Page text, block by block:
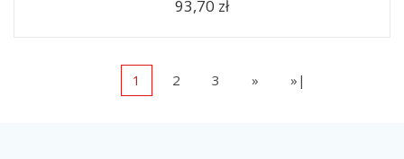
93,70 zł
1 2 3 » »|